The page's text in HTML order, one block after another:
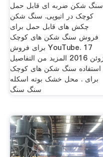
سنگ شکن ضربه ای قابل حمل
کوچک در اتیوپی. سنگ شکن
چکش های قابل حمل برای
فروش سنگ شکن های کوچک
برای فروش YouTube. 17
ژوئن 2016 المزيد من التفاصيل
استفاده سنگ شکن های کوچک
برای . محل خشک بوته اسکله
سنگ سنگ